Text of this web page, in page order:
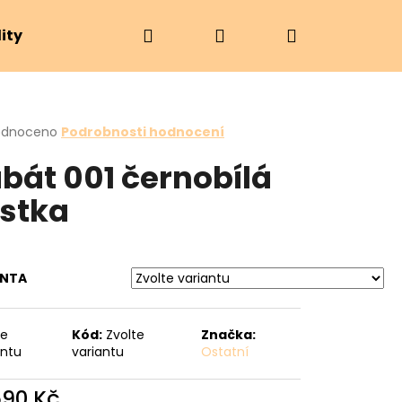
Hledat PřihlášeníNákupní
Podrobnosti hodnocení
001 černobílá
Kód: Zvolte
variantu
Značka:
OstatníNásledující